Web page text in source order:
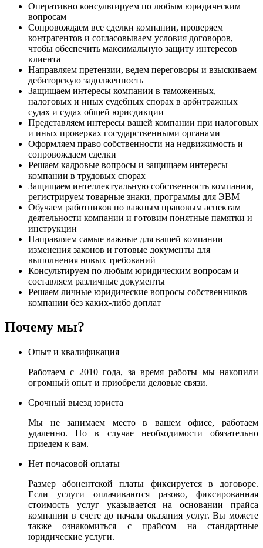
Оперативно консультируем по любым юридическим
вопросам
Сопровождаем все сделки компании, проверяем
контрагентов и согласовываем условия договоров,
чтобы обеспечить максимальную защиту интересов
клиента
Направляем претензии, ведем переговоры и взыскиваем
дебиторскую задолженность
Защищаем интересы компании в таможенных,
налоговых и иных судебных спорах в арбитражных
судах и судах общей юрисдикции
Представляем интересы вашей компании при налоговых
и иных проверках государственными органами
Оформляем право собственности на недвижимость и
сопровождаем сделки
Решаем кадровые вопросы и защищаем интересы
компании в трудовых спорах
Защищаем интеллектуальную собственность компании,
регистрируем товарные знаки, программы для ЭВМ
Обучаем работников по важным правовым аспектам
деятельности компании и готовим понятные памятки и
инструкции
Направляем самые важные для вашей компании
изменения законов и готовые документы для
выполнения новых требований
Консультируем по любым юридическим вопросам и
составляем различные документы
Решаем личные юридические вопросы собственников
компании без каких-либо доплат
Почему мы?
Опыт и квалификация
Работаем с 2010 года, за время работы мы накопили
огромный опыт и приобрели деловые связи.
Срочный выезд юриста
Мы не занимаем место в вашем офисе, работаем
удаленно. Но в случае необходимости обязательно
приедем к вам.
Нет почасовой оплаты
Размер абонентской платы фиксируется в договоре.
Если услуги оплачиваются разово, фиксированная
стоимость услуг указывается на основании прайса
компании в счете до начала оказания услуг. Вы можете
также ознакомиться с прайсом на стандартные
юридические услуги.